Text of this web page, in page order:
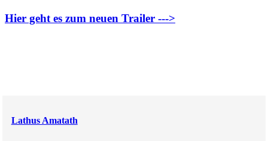
Hier geht es zum neuen Trailer --->
Lathus Amatath